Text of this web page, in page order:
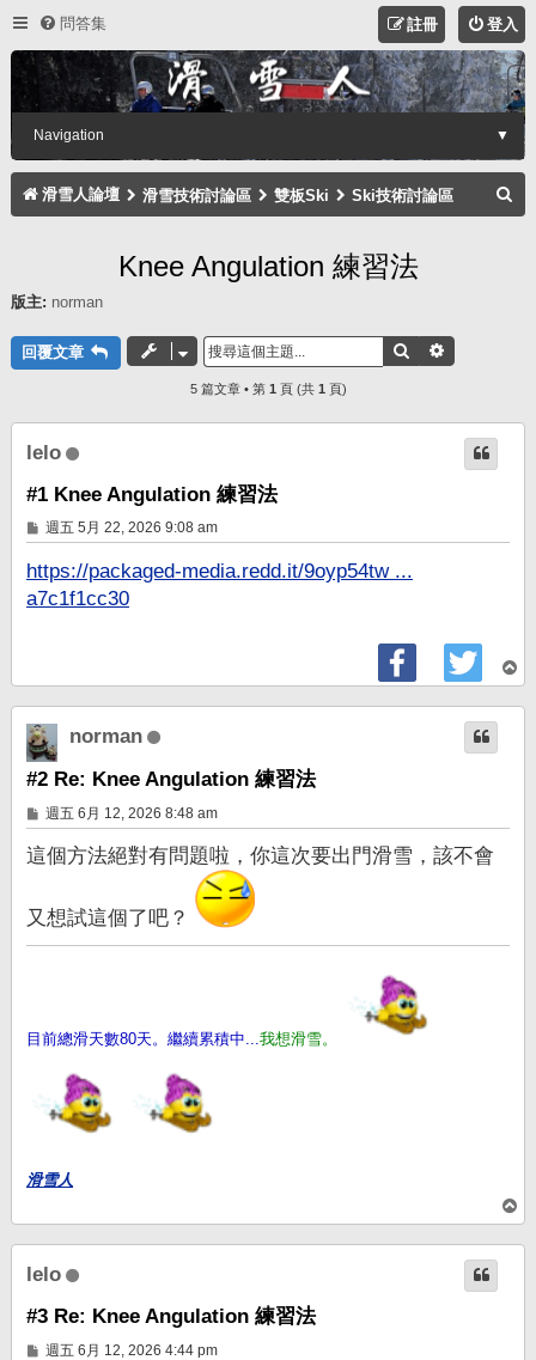
問答集 登入
註冊
Navigation ▼
滑雪人論壇 滑雪技術討論區 雙板Ski Ski技術討論區
Knee Angulation 練習法
版主: norman
回覆文章 搜尋
5 篇文章 • 第 1 頁 (共 1 頁)
lelo
#1 Knee Angulation 練習法
文
章
週五 5月 22, 2026 9:08 am
https://packaged-media.redd.it/9oyp54tw ...
a7c1f1cc30
頂
端
norman
#2 Re: Knee Angulation 練習法
文
章
週五 6月 12, 2026 8:48 am
這個方法絕對有問題啦，你這次要出門滑雪，該不會
又想試這個了吧？
目前總滑天數80天。繼續累積中...我想滑雪。
滑雪人
頂
端
lelo
#3 Re: Knee Angulation 練習法
文
週五 6月 12, 2026 4:44 pm